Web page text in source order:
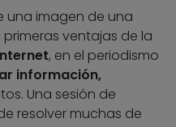
una imagen de una
ventajas de la
, en el periodismo
información,
Una sesión de
resolver muchas de